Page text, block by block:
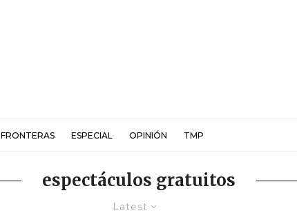
FRONTERAS ESPECIAL OPINIÓN TMP
espectáculos gratuitos
Latest